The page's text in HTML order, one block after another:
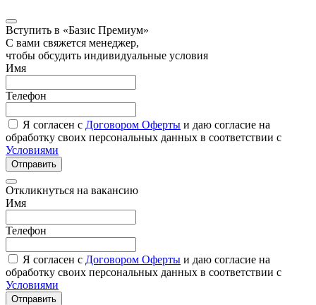
Вступить в «Базис Премиум»
С вами свяжется менеджер,
чтобы обсудить индивидуальные условия
Имя
Телефон
Я согласен с Договором Оферты и даю согласие на
обработку своих персональных данных в соответствии с
Условиями
Отправить
Откликнуться на вакансию
Имя
Телефон
Я согласен с Договором Оферты и даю согласие на
обработку своих персональных данных в соответствии с
Условиями
Отправить